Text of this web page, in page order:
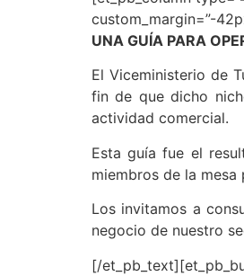
custom_margin=”-
UNA GUÍA PARA
El Viceministerio de
fin de que dicho
actividad comercial.
Esta guía fue el
miembros de la
Los invitamos a
negocio de nuestro
[/